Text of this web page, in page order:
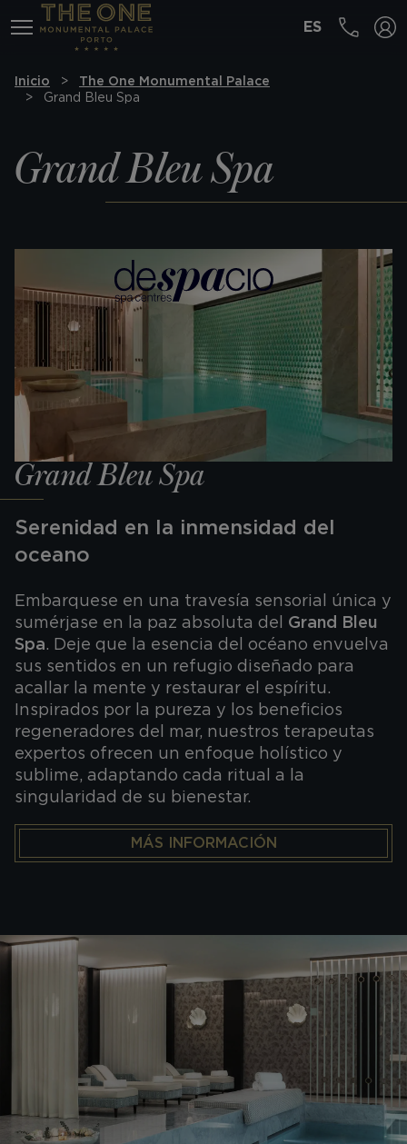
MENÚ ES
Inicio
The One Monumental Palace
Grand Bleu Spa
Grand Bleu Spa
Grand Bleu Spa
Serenidad en la inmensidad del
oceano
Embarquese en una travesía sensorial única y
sumérjase en la paz absoluta del Grand Bleu
Spa. Deje que la esencia del océano envuelva
sus sentidos en un refugio diseñado para
acallar la mente y restaurar el espíritu.
Inspirados por la pureza y los beneficios
regeneradores del mar, nuestros terapeutas
expertos ofrecen un enfoque holístico y
sublime, adaptando cada ritual a la
singularidad de su bienestar.
MÁS INFORMACIÓN